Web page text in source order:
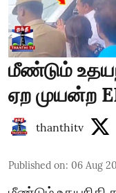
மீண்டும்
ஏற முயன்ற
thanthitv
Published on: 06 Aug